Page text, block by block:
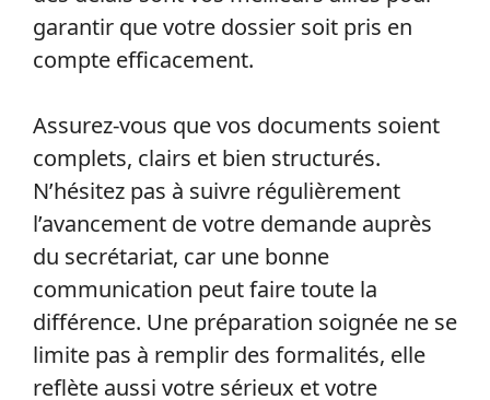
garantir que votre dossier soit pris en
compte efficacement.
Assurez-vous que vos documents soient
complets, clairs et bien structurés.
N’hésitez pas à suivre régulièrement
l’avancement de votre demande auprès
du secrétariat, car une bonne
communication peut faire toute la
différence. Une préparation soignée ne se
limite pas à remplir des formalités, elle
reflète aussi votre sérieux et votre